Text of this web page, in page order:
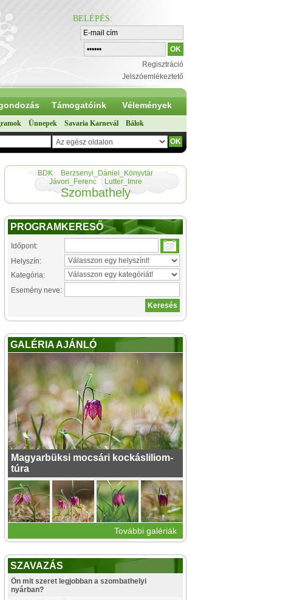
BELÉPÉS:
Regisztráció
Jelszóemlékeztető
Támogatóink Vélemények
Ünnepek Savaria Karnevál Bálok
BDK
Berzsenyi_Dániel_Könyvtár
Jávori_Ferenc
Lutter_Imre
Szombathely
PROGRAMKERESŐ
Időpont:
Helyszín:
Kategória:
Esemény neve:
GALÉRIA AJÁNLÓ
Magyarbüksi mocsári kockásliliom-
túra
További galériák
SZAVAZÁS
Ön mit szeret legjobban a szombathelyi
nyárban?